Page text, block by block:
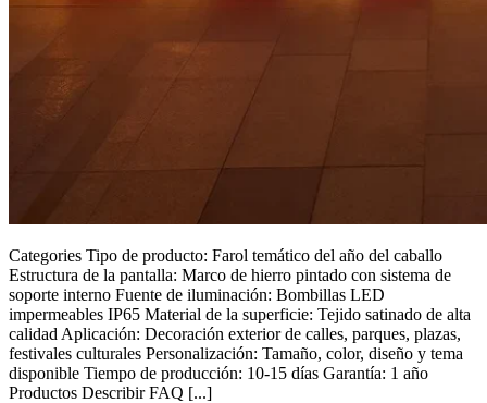
Categories Tipo de producto: Farol temático del año del caballo
Estructura de la pantalla: Marco de hierro pintado con sistema de
soporte interno Fuente de iluminación: Bombillas LED
impermeables IP65 Material de la superficie: Tejido satinado de alta
calidad Aplicación: Decoración exterior de calles, parques, plazas,
festivales culturales Personalización: Tamaño, color, diseño y tema
disponible Tiempo de producción: 10-15 días Garantía: 1 año
Productos Describir FAQ [...]